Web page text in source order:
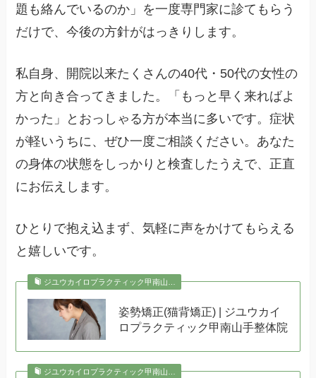
題も絡んでいるのか」を一度専門家に診てもらう
だけで、今後の方針がはっきりします。
私自身、開院以来たくさんの40代・50代の女性の
方と向き合ってきました。「もっと早く来ればよ
かった」とおっしゃる方が本当に多いです。症状
が軽いうちに、ぜひ一度ご相談ください。あなた
の身体の状態をしっかりと検査したうえで、正直
にお伝えします。
ひとりで抱え込まず、気軽に声をかけてもらえる
と嬉しいです。
ジユウカイロプラクティック甲南山…
姿勢矯正(猫背矯正) | ジユウカイ
ロプラクティック甲南山手整体院
ジユウカイロプラクティック甲南山…